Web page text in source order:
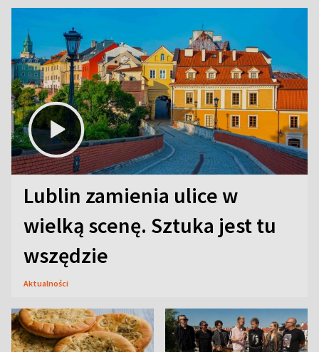
Lublin zamienia ulice w
wielką scenę. Sztuka jest tu
wszędzie
Aktualności